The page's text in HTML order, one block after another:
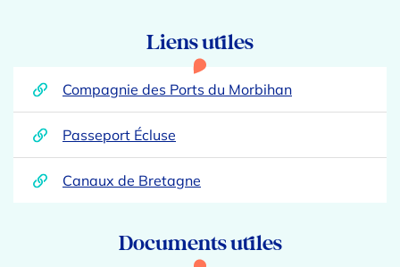
Informations complémentaires
Liens utiles
Compagnie des Ports du Morbihan
Passeport Écluse
Canaux de Bretagne
Documents utiles